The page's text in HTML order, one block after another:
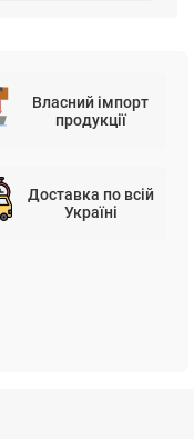
Власний імпорт
продукції
Доставка по всій
Україні